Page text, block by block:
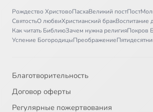
Рождество ХристовоПасхаВеликий постПост
СвятостьО любвиХристианский бракВоспитание
Как читать БиблиюЗачем нужна религияПокров
Успение БогородицыПреображение
Благотворительность
Договор оферты
Регулярные пожертвования